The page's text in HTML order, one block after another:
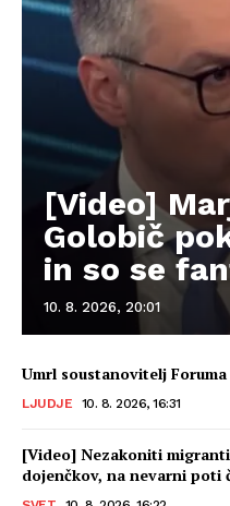
[Video]
Golobič
in so se
10. 8. 2026, 20:01
Umrl soustanovitelj
LJUDJE 10. 8. 2026, 16:31
[Video] Nezakoniti
dojenčkov, na nevarni poti